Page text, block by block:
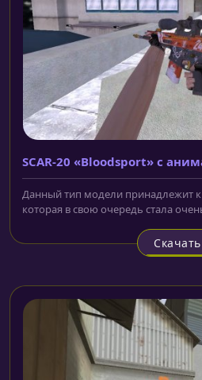
SCAR-20 «Bloodsport» с
Данный тип модели принадлежит
которая в свою очередь стала
Скачать